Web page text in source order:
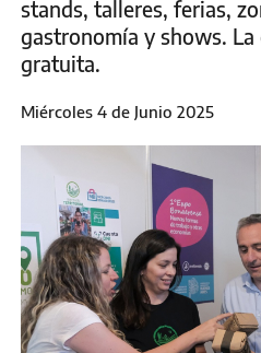
stands, talleres, ferias,
gastronomía y shows.
gratuita.
Miércoles 4 de Junio 2025